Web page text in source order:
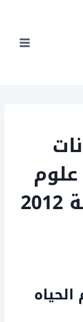
علوم
الحياة والأرض لسنة 2012